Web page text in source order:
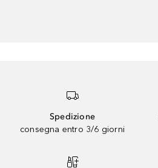
Spedizione
consegna entro 3/6 giorni